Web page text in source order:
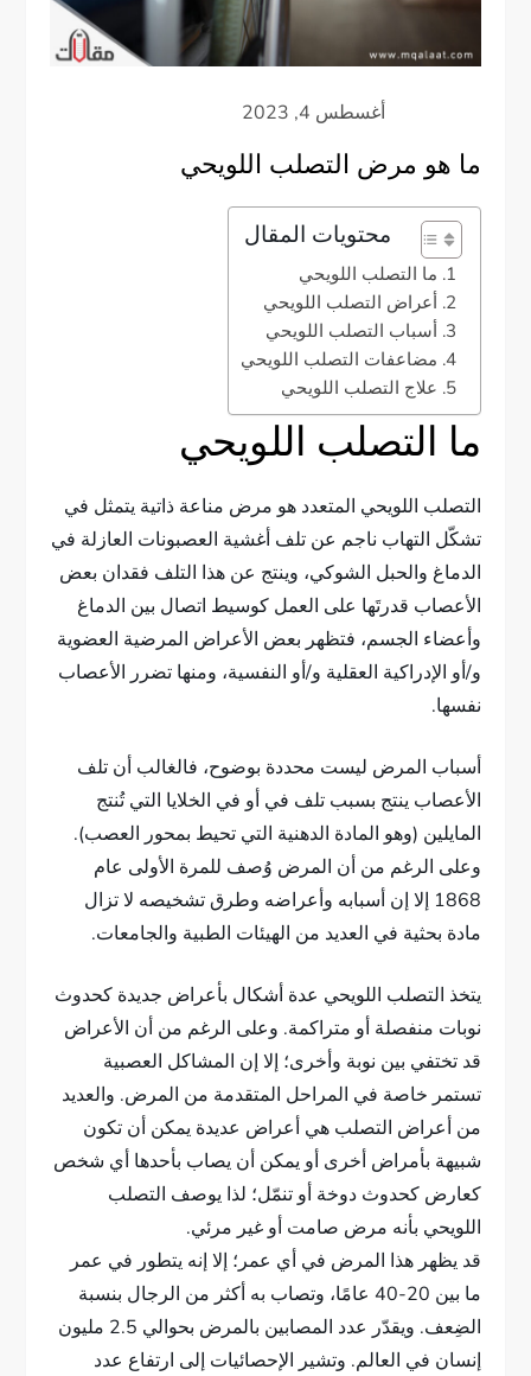
ما هو مرض التصلب اللويحي
محتويات المقال
ما التصلب اللويحي
أعراض التصلب اللويحي
أسباب التصلب اللويحي
مضاعفات التصلب اللويحي
علاج التصلب اللويحي
ما التصلب اللويحي
التصلب اللويحي المتعدد هو مرض مناعة ذاتية يتمثل في
تشكّل التهاب ناجم عن تلف أغشية العصبونات العازلة في
الدماغ والحبل الشوكي، وينتج عن هذا التلف فقدان بعض
الأعصاب قدرتَها على العمل كوسيط اتصال بين الدماغ
وأعضاء الجسم، فتظهر بعض الأعراض المرضية العضوية
و/أو الإدراكية العقلية و/أو النفسية، ومنها تضرر الأعصاب
نفسها.
أسباب المرض ليست محددة بوضوح، فالغالب أن تلف
الأعصاب ينتج بسبب تلف في أو في الخلايا التي تُنتج
المايلين (وهو المادة الدهنية التي تحيط بمحور العصب).
وعلى الرغم من أن المرض وُصف للمرة الأولى عام
1868 إلا إن أسبابه وأعراضه وطرق تشخيصه لا تزال
مادة بحثية في العديد من الهيئات الطبية والجامعات.
يتخذ التصلب اللويحي عدة أشكال بأعراض جديدة كحدوث
نوبات منفصلة أو متراكمة. وعلى الرغم من أن الأعراض
قد تختفي بين نوبة وأخرى؛ إلا إن المشاكل العصبية
تستمر خاصة في المراحل المتقدمة من المرض. والعديد
من أعراض التصلب هي أعراض عديدة يمكن أن تكون
شبيهة بأمراض أخرى أو يمكن أن يصاب بأحدها أي شخص
كعارض كحدوث دوخة أو تنمّل؛ لذا يوصف التصلب
اللويحي بأنه مرض صامت أو غير مرئي.
قد يظهر هذا المرض في أي عمر؛ إلا إنه يتطور في عمر
ما بين 20-40 عامًا، وتصاب به أكثر من الرجال بنسبة
الضِعف. ويقدّر عدد المصابين بالمرض بحوالي 2.5 مليون
إنسان في العالم. وتشير الإحصائيات إلى ارتفاع عدد